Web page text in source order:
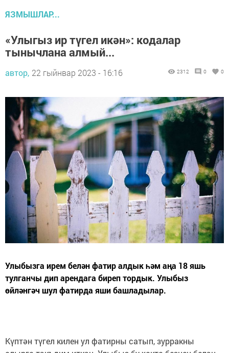
ЯЗМЫШЛАР...
«Улыгыз ир түгел икән»: кодалар
тынычлана алмый...
автор, 22 гыйнвар 2023 - 16:16 2312 0 0
Улыбызга ирем белән фатир алдык һәм аңа 18 яшь
тулганчы дип арендага биреп тордык. Улыбыз
өйләнгәч шул фатирда яши башладылар.
Күптән түгел килен ул фатирны сатып, зурракны